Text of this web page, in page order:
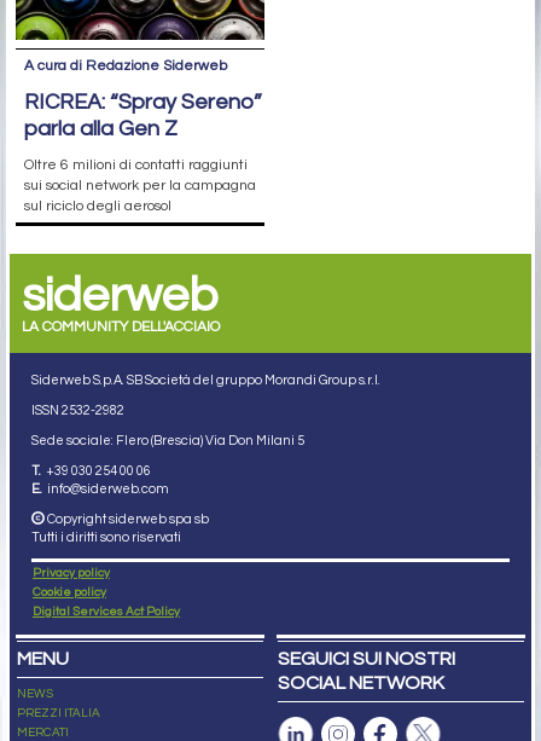
A cura di Redazione Siderweb
RICREA: “Spray Sereno”
parla alla Gen Z
Oltre 6 milioni di contatti raggiunti
sui social network per la campagna
sul riciclo degli aerosol
siderweb
LA COMMUNITY DELL'ACCIAIO
Siderweb S.p.A. SB Società del gruppo Morandi Group s.r.l.
ISSN 2532-2982
Sede sociale: Flero (Brescia) Via Don Milani 5
T. +39 030 254 00 06
E. info@siderweb.com
Copyright siderweb spa sb
Tutti i diritti sono riservati
Privacy policy
Cookie policy
Digital Services Act Policy
MENU
NEWS
PREZZI ITALIA
MERCATI
SEGUICI SUI NOSTRI
SOCIAL NETWORK